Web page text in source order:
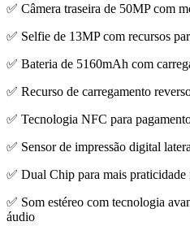
✅ Câmera traseira de 50MP com
✅ Selfie de 13MP com recursos
✅ Bateria de 5160mAh com
✅ Recurso de carregamento
✅ Tecnologia NFC para
✅ Sensor de impressão digital
✅ Dual Chip para mais praticidade
✅ Som estéreo com tecnologia
áudio